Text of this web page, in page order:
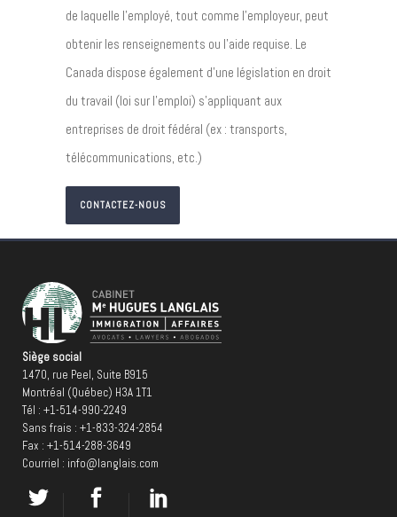
de laquelle l’employé, tout comme l’employeur, peut
obtenir les renseignements ou l’aide requise. Le
Canada dispose également d’une législation en droit
du travail (loi sur l’emploi) s’appliquant aux
entreprises de droit fédéral (ex : transports,
télécommunications, etc.)
CONTACTEZ-NOUS
Siège social
1470, rue Peel, Suite B915
Montréal (Québec) H3A 1T1
Tél : +1-514-990-2249
Sans frais : +1-833-324-2854
Fax : +1-514-288-3649
Courriel : info@langlais.com